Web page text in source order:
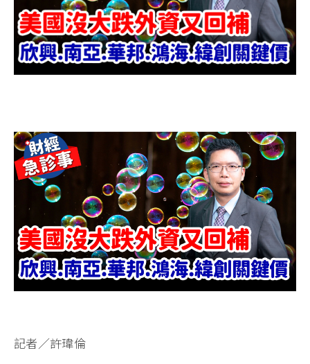
記者／許瑋倫